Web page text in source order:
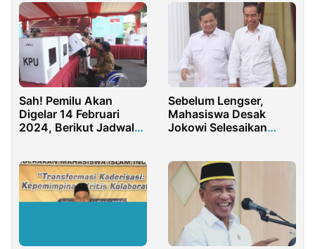
Sah! Pemilu Akan
Digelar 14 Februari
2024, Berikut Jadwal
Sebelum Lengser,
Mahasiswa Desak
Jokowi Selesaikan